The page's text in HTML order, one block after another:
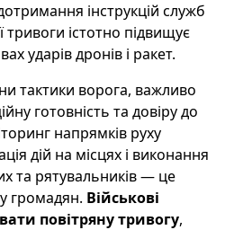
інструкцій служб
тривоги істотно підвищує
ударів дронів і ракет.
тактики ворога, важливо
готовність та довіру до
напрямків руху
дій на місцях і виконання
та рятувальників — це
громадян. Військові
повітряну тривогу,